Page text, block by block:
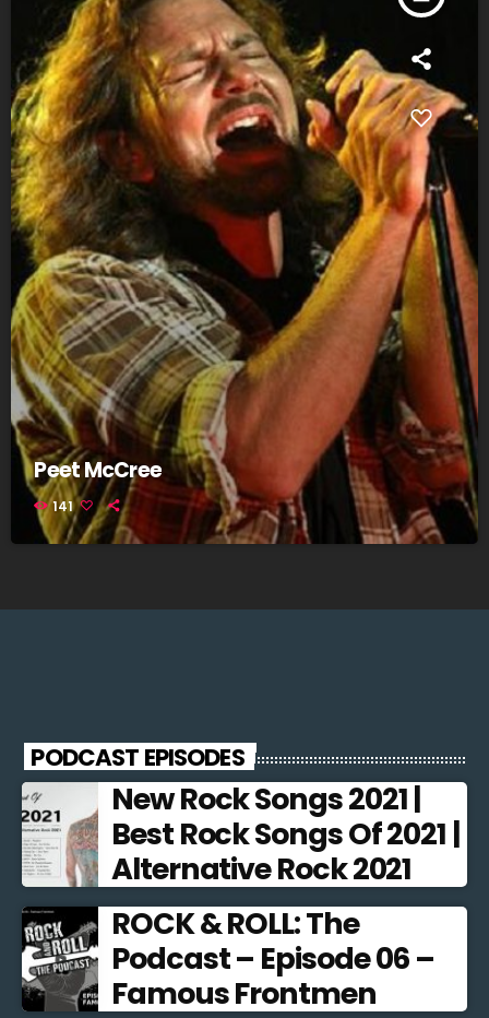
Peet McCree
141
PODCAST EPISODES
New Rock Songs 2021 |
Best Rock Songs Of 2021 |
Alternative Rock 2021
ROCK & ROLL: The
Podcast – Episode 06 –
Famous Frontmen